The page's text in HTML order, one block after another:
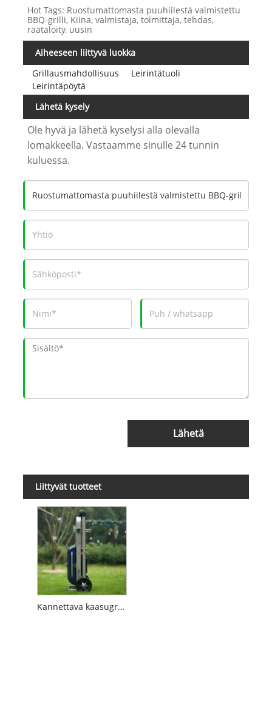
Hot Tags: Ruostumattomasta puuhiilestä valmistettu
BBQ-grilli, Kiina, valmistaja, toimittaja, tehdas,
räätälöity, uusin
Aiheeseen liittyvä luokka
Grillausmahdollisuus
Leirintätuoli
Leirintäpöytä
Lähetä kysely
Ole hyvä ja lähetä kyselysi alla olevalla
lomakkeella. Vastaamme sinulle 24 tunnin
kuluessa.
Lähetä
Liittyvät tuotteet
Kannettava kaasugrilli